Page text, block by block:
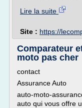
Lire la suite
Site : https://
Comparateur
moto pas cher
contact
Assurance Auto
auto-moto-
auto qui vous offre